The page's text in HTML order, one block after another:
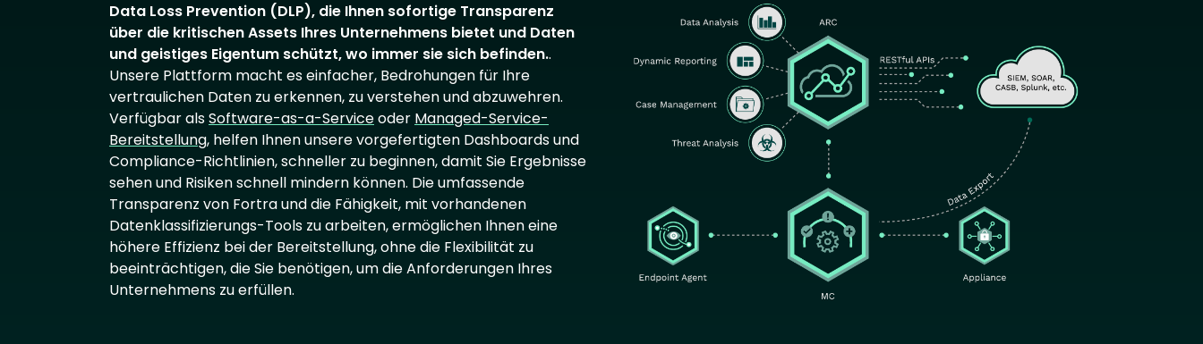
Data Loss Prevention (DLP), die Ihnen sofortige Transparenz
über die kritischen Assets Ihres Unternehmens bietet und Daten
und geistiges Eigentum schützt, wo immer sie sich befinden..
Unsere Plattform macht es einfacher, Bedrohungen für Ihre
vertraulichen Daten zu erkennen, zu verstehen und abzuwehren.
Verfügbar alsSoftware-as-a-Serviceoder Managed-Service-
Bereitstellung, helfen Ihnen unsere vorgefertigten Dashboards und
Compliance-Richtlinien, schneller zu beginnen, damit Sie Ergebnisse
sehen und Risiken schnell mindern können. Die umfassende
Transparenz von Fortra und die Fähigkeit, mit vorhandenen
Datenklassifizierungs-Tools zu arbeiten, ermöglichen Ihnen eine
höhere Effizienz bei der Bereitstellung, ohne die Flexibilität zu
beeinträchtigen, die Sie benötigen, um die Anforderungen Ihres
Unternehmens zu erfüllen.